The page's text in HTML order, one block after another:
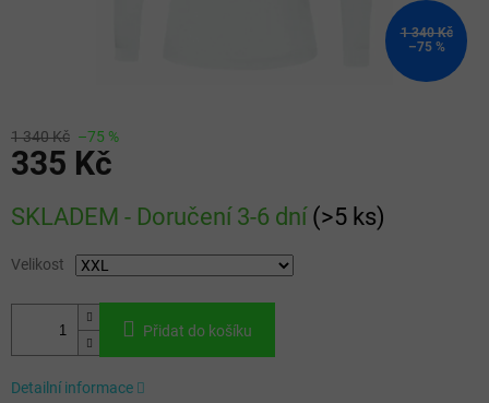
1 340 Kč
–75 %
1 340 Kč –75 %
335 Kč
cena:
SKLADEM - Doručení 3-6 dní (>5 ks)
Velikost
Přidat do košíku
Detailní informace